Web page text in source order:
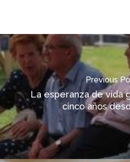
Previous
La esperanza de vida
cinco años